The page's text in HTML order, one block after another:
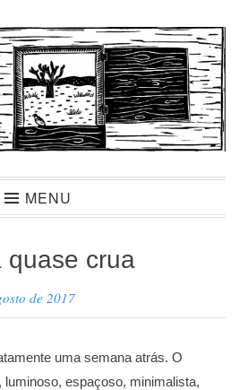
MENU
quase crua
de 2017
uma semana atrás. O
luminoso, espaçoso, minimalista,